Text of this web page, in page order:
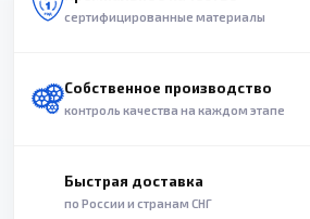
сертифицированные материалы
Собственное производство
контроль качества на каждом этапе
Быстрая доставка
по России и странам СНГ